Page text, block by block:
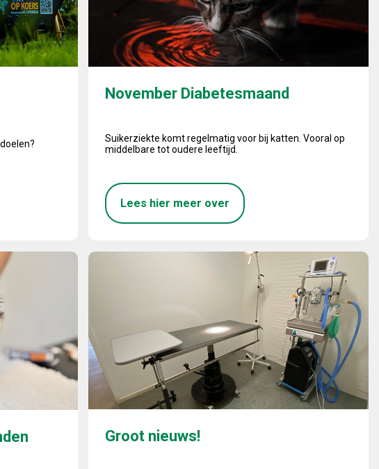
November Diabetesmaand
Suikerziekte komt regelmatig voor bij katten. Vooral op
middelbare tot oudere leeftijd.
Lees hier meer over
Groot nieuws!
Groot nieuws!